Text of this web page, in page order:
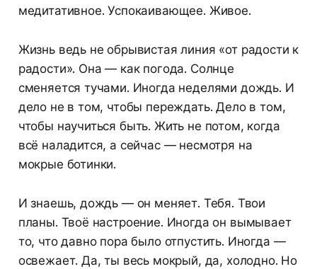
медитативное. Успокаивающее. Живое.
Жизнь ведь не обрывистая линия «от радости к
радости». Она — как погода. Солнце
сменяется тучами. Иногда неделями дождь. И
дело не в том, чтобы переждать. Дело в том,
чтобы научиться быть. Жить не потом, когда
всё наладится, а сейчас — несмотря на
мокрые ботинки.
И знаешь, дождь — он меняет. Тебя. Твои
планы. Твоё настроение. Иногда он вымывает
то, что давно пора было отпустить. Иногда —
освежает. Да, ты весь мокрый, да, холодно. Но